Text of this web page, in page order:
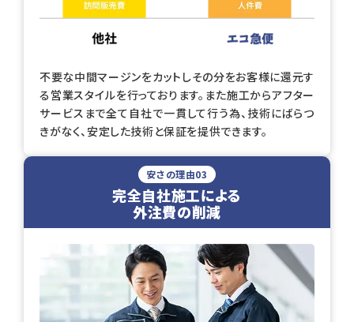
不要な中間マージンをカットしその分をお客様に還元す
る営業スタイルを行っております。 また施工からアフター
サービスまで全て自社で一貫して行う為、技術にばらつ
きがなく、安定した技術と保証を提供できます。
安さの理由03
完全自社施工による
外注費の削減